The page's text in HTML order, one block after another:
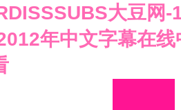
大豆网-
年中文字幕在